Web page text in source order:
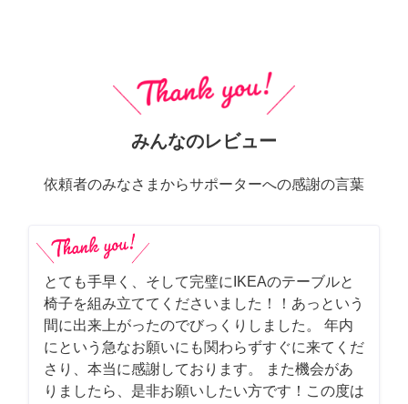
みんなのレビュー
依頼者のみなさまからサポーターへの感謝の言葉
とても手早く、そして完璧にIKEAのテーブルと
椅子を組み立ててくださいました！！あっという
間に出来上がったのでびっくりしました。 年内
にという急なお願いにも関わらずすぐに来てくだ
さり、本当に感謝しております。 また機会があ
りましたら、是非お願いしたい方です！この度は